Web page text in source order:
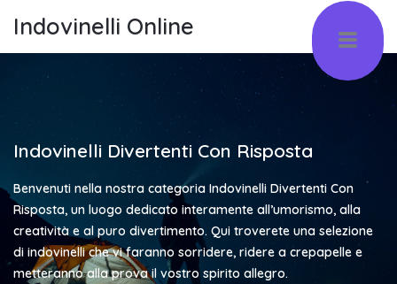
Indovinelli Online
Indovinelli Divertenti Con Risposta
Benvenuti nella nostra categoria Indovinelli Divertenti Con
Risposta, un luogo dedicato interamente all’umorismo, alla
creatività e al puro divertimento. Qui troverete una selezione
di indovinelli che vi faranno sorridere, ridere a crepapelle e
metteranno alla prova il vostro spirito allegro.